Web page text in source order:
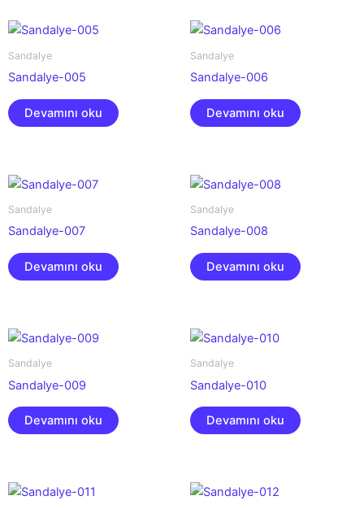
Sandalye
Sandalye-005
Devamını oku
Sandalye
Sandalye-006
Devamını oku
Sandalye
Sandalye-007
Devamını oku
Sandalye
Sandalye-008
Devamını oku
Sandalye
Sandalye-009
Devamını oku
Sandalye
Sandalye-010
Devamını oku